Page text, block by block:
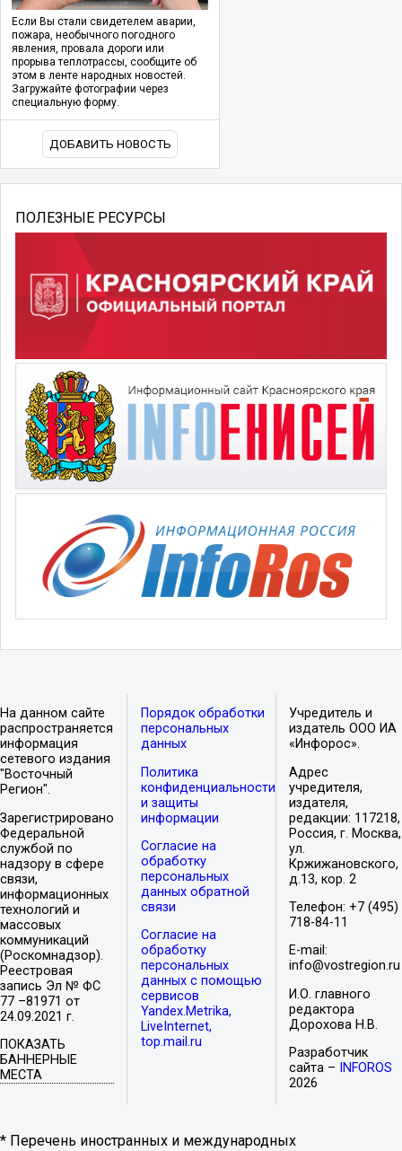
Если Вы стали свидетелем аварии,
пожара, необычного погодного
явления, провала дороги или
прорыва теплотрассы, сообщите об
этом в ленте народных новостей.
Загружайте фотографии через
специальную форму.
ДОБАВИТЬ НОВОСТЬ
ПОЛЕЗНЫЕ РЕСУРСЫ
На данном сайте
распространяется
информация
сетевого издания
"Восточный
Регион".
Зарегистрировано
Федеральной
службой по
надзору в сфере
связи,
информационных
технологий и
массовых
коммуникаций
(Роскомнадзор).
Реестровая
запись Эл № ФС
77 –81971 от
24.09.2021 г.
ПОКАЗАТЬ
БАННЕРНЫЕ
МЕСТА
Порядок обработки
персональных
данных
Политика
конфиденциальности
и защиты
информации
Согласие на
обработку
персональных
данных обратной
связи
Согласие на
обработку
персональных
данных с помощью
сервисов
Yandex.Metrika,
LiveInternet,
top.mail.ru
Учредитель и
издатель ООО ИА
«Инфорос».
Адрес
учредителя,
издателя,
редакции: 117218,
Россия, г. Москва,
ул.
Кржижановского,
д.13, кор. 2
Телефон: +7 (495)
718-84-11
E-mail:
info@vostregion.ru
И.О. главного
редактора
Дорохова Н.В.
Разработчик
сайта –
INFOROS
2026
* Перечень иностранных и международных